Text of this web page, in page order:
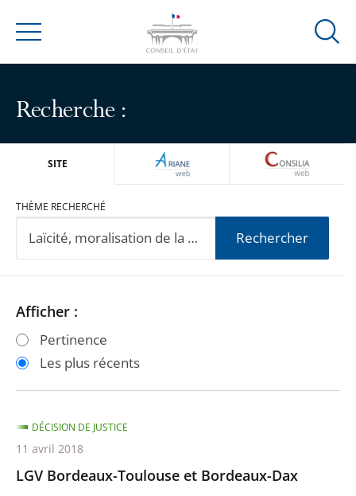
Menu
Ouvrir
Recherche :
SITE ARIANEWEB
THÈME RECHERCHÉ
Rechercher
Passer
les
filtres
après
Passer
les
filtres
avant
Afficher :
Pertinence
Les plus récents
LGV Bordeaux-Toulouse et Bordeaux-Dax
DÉCISION DE JUSTICE
11 avril 2018